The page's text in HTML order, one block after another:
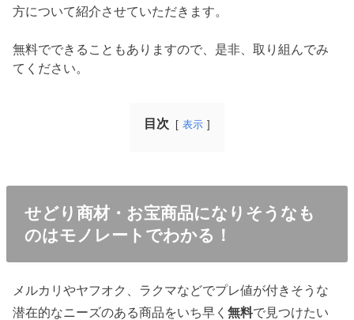
方について紹介させていただきます。
無料でできることもありますので、是非、取り組んでみ
てください。
目次 表示
せどり商材・お宝商品になりそうなも
のはモノレートでわかる！
メルカリやヤフオク、ラクマなどでプレ値が付きそうな
潜在的なニーズのある商品をいち早く無料で見つけたい